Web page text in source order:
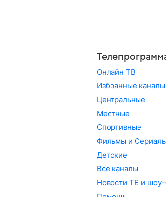
Онлайн ТВ
Избранные каналы
Центральные
Местные
Спортивные
Фильмы и
Детские
Все каналы
Новости ТВ и шоу-